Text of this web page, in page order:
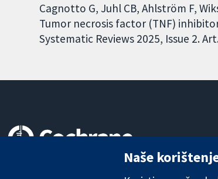
Cagnotto G, Juhl CB, Ahlström F,
Tumor necrosis factor (TNF)
Systematic Reviews 2025, Issue 2.
Naše